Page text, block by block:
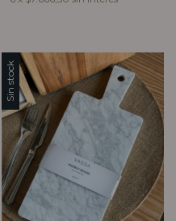
Sin stock